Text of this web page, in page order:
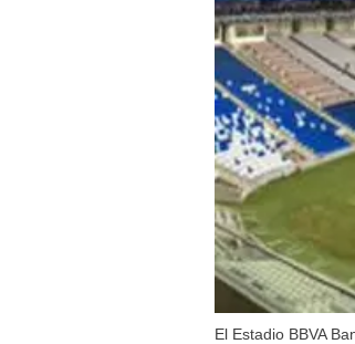
El Estadio BBVA